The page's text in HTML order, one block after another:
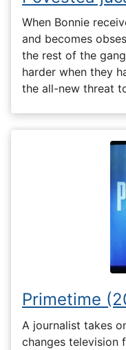
When Bonnie
and becomes
the rest of the
harder when they
the all-new threat
Primetime
A journalist takes
changes television